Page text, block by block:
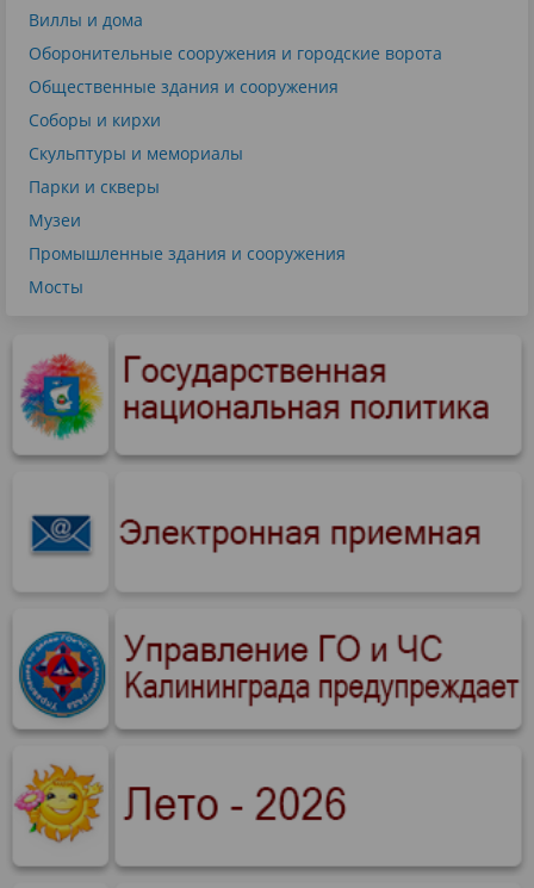
Виллы и дома
Оборонительные сооружения и городские ворота
Общественные здания и сооружения
Соборы и кирхи
Скульптуры и мемориалы
Парки и скверы
Музеи
Промышленные здания и сооружения
Мосты